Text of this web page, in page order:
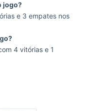
jogo?
e 3 empates nos
4 vitórias e 1